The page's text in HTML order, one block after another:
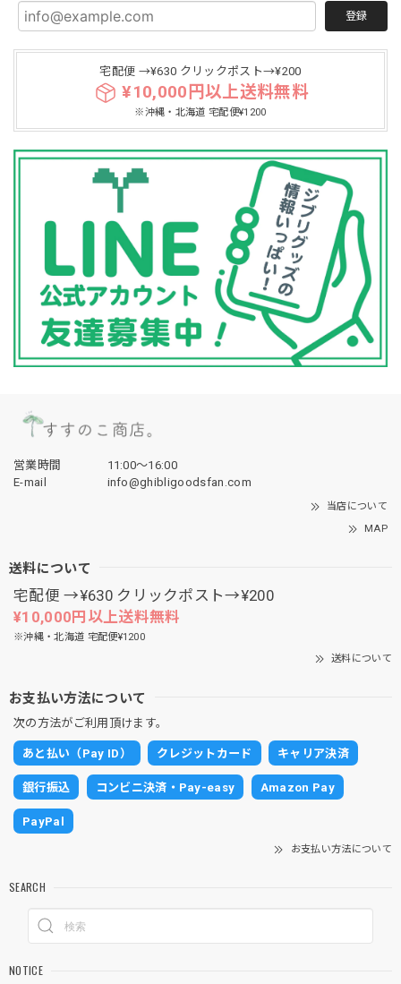
登録
宅配便 →¥630 クリックポスト→¥200
¥10,000円以上送料無料
※沖縄・北海道 宅配便¥1200
営業時間
11:00〜16:00
E-mail
info@ghibligoodsfan.com
当店について
MAP
送料について
宅配便 →¥630 クリックポスト→¥200
¥10,000円以上送料無料
※沖縄・北海道 宅配便¥1200
送料について
お支払い方法について
次の方法がご利用頂けます。
あと払い（Pay ID） クレジットカード キャリア決済
銀行振込 コンビニ決済・Pay-easy Amazon Pay
PayPal
お支払い方法について
SEARCH
NOTICE